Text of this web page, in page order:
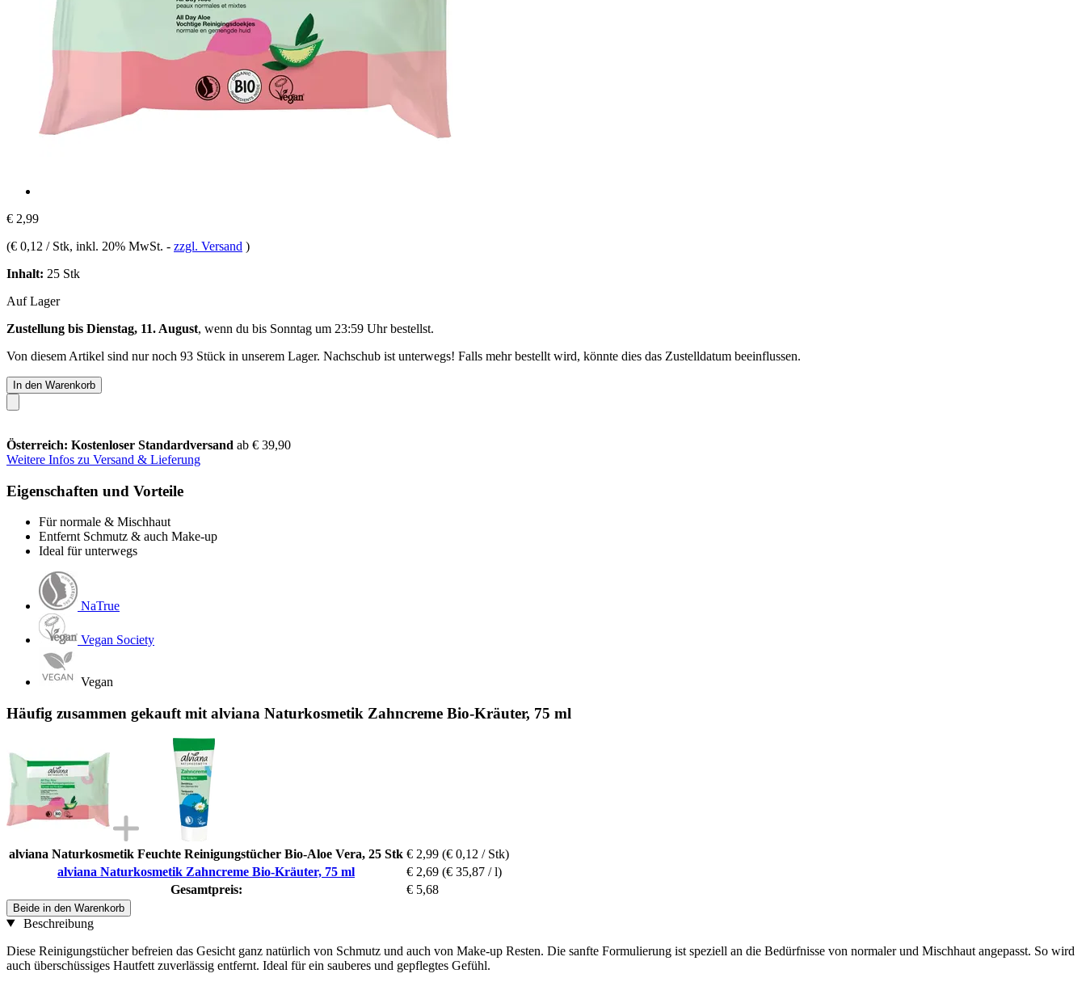
€ 2,99
(€ 0,12 / Stk, inkl. 20% MwSt. - zzgl. Versand )
Inhalt: 25 Stk
Auf Lager
Zustellung bis Dienstag, 11. August, wenn du bis Sonntag um 23:59 Uhrbestellst.
Von diesem Artikel sind nur noch 93 Stück in unserem Lager. Nachschub ist unterwegs! Falls mehr bestellt wird, könnte dies das Zustelldatum beeinflussen.
In den Warenkorb
Österreich: Kostenloser Standardversand ab € 39,90
Weitere Infos zu Versand & Lieferung
Eigenschaften und Vorteile
Für normale & Mischhaut
Entfernt Schmutz & auch Make-up
Ideal für unterwegs
NaTrue
Vegan Society
Vegan
Häufig zusammen gekauft mit alviana Naturkosmetik Zahncreme Bio-Kräuter, 75 ml
alviana Naturkosmetik Feuchte Reinigungstücher Bio-Aloe Vera, 25 Stk € 2,99 (€ 0,12 / Stk)
alviana Naturkosmetik Zahncreme Bio-Kräuter, 75 ml
€ 2,69 (€ 35,87 / l)
Gesamtpreis:
€ 5,68
Beide in den Warenkorb
Beschreibung
Diese Reinigungstücher befreien das Gesicht ganz natürlich von Schmutz und auch von Make-up Resten. Die sanfte Formulierung ist speziell an die Bedürfnisse von normaler und Mischhaut angepasst. So wird
auch überschüssiges Hautfett zuverlässig entfernt. Ideal für ein sauberes und gepflegtes Gefühl.